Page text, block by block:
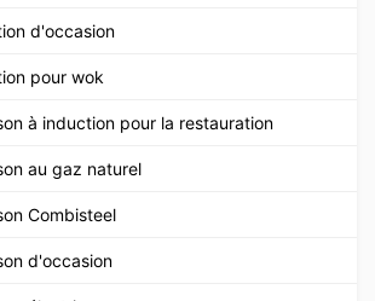
d'occasion
pour wok
à induction pour la restauration
au gaz naturel
Combisteel
d'occasion